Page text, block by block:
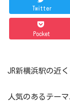
Twitter
Pocket
JR新横浜駅の近
人気のあるテー